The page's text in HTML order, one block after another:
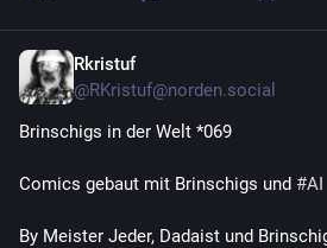
Rkristuf
@RKristuf@norden.social
Brinschigs in der Welt *069
Comics gebaut mit Brinschigs und #AI
By Meister Jeder, Dadaist und